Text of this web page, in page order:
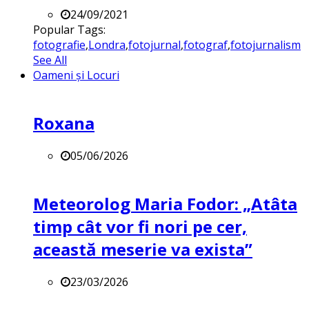
24/09/2021
Popular Tags:
fotografie,Londra,fotojurnal,fotograf,fotojurnalism
See All
Oameni și Locuri
Roxana
05/06/2026
Meteorolog Maria Fodor: „Atâta
timp cât vor fi nori pe cer,
această meserie va exista”
23/03/2026